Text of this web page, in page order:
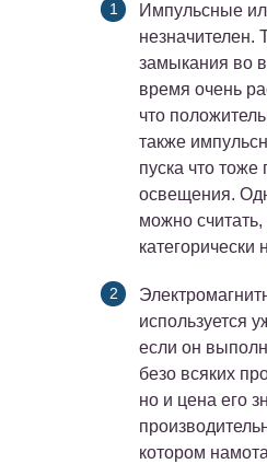
Импульсные
незначителен.
замыкания во
время очень
что
также
пуска что
освещения.
можно
категорически
используется
если он
безо всяких
но и цена его
котором